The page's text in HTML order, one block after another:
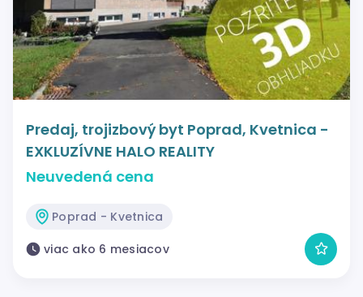
Predaj, trojizbový byt Poprad, Kvetnica -
EXKLUZÍVNE HALO REALITY
Neuvedená cena
Poprad - Kvetnica
viac ako 6 mesiacov